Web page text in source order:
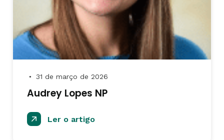
● 31 de março de 2026
Audrey Lopes NP
Ler o artigo